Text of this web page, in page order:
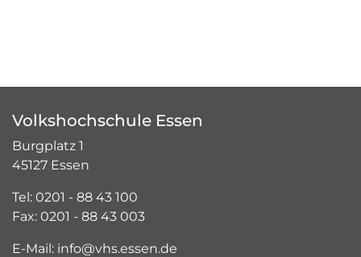
Volkshochschule Essen
Burgplatz 1
45127 Essen
Tel: 0201 - 88 43 100
Fax: 0201 - 88 43 003
E-Mail: info@vhs.essen.de